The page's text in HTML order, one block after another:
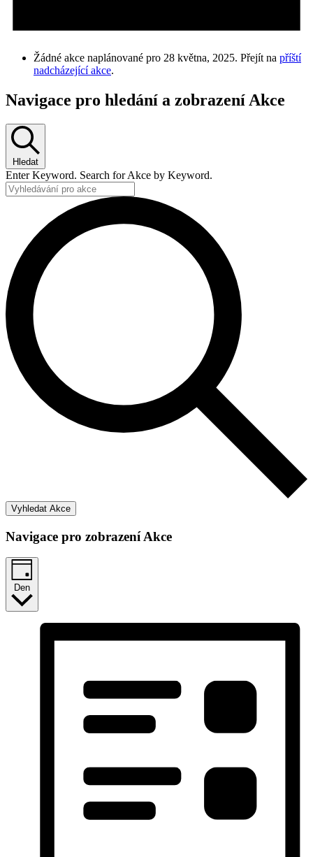
Žádné akce naplánované pro 28 května, 2025. Přejít na příští
nadcházející akce.
Navigace pro hledání a zobrazení Akce
Hledat
Enter Keyword. Search for Akce by Keyword.
Vyhledat Akce
Navigace pro zobrazení Akce
Den